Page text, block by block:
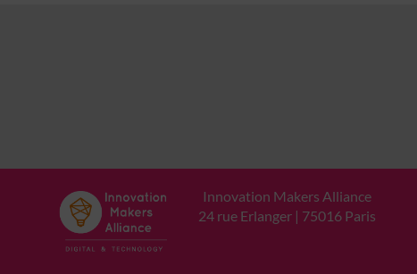
Innovation Makers Alliance
24 rue Erlanger | 75016 Paris